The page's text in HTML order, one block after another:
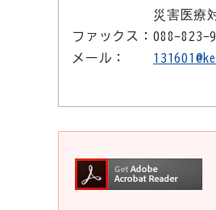
災害医療
ファックス： 088-823-
メール：